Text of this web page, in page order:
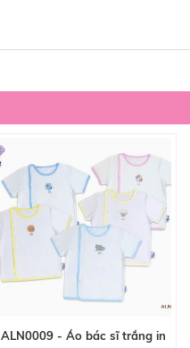
ALN0009 - Áo bác sĩ trắng in